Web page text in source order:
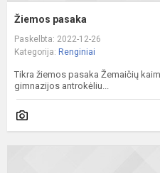
Žiemos pasaka
Paskelbta: 2022-12-26
Kategorija: Renginiai
Tikra žiemos pasaka Žemaičių
gimnazijos antrokėliu...